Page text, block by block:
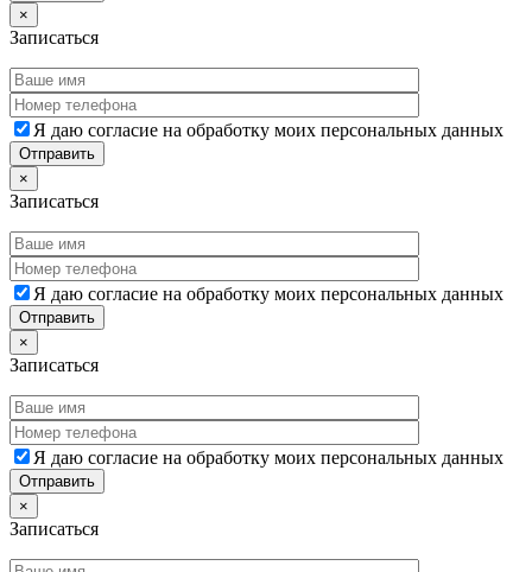
×
Записаться
Я даю согласие на обработку моих персональных данных
×
Записаться
Я даю согласие на обработку моих персональных данных
×
Записаться
Я даю согласие на обработку моих персональных данных
×
Записаться